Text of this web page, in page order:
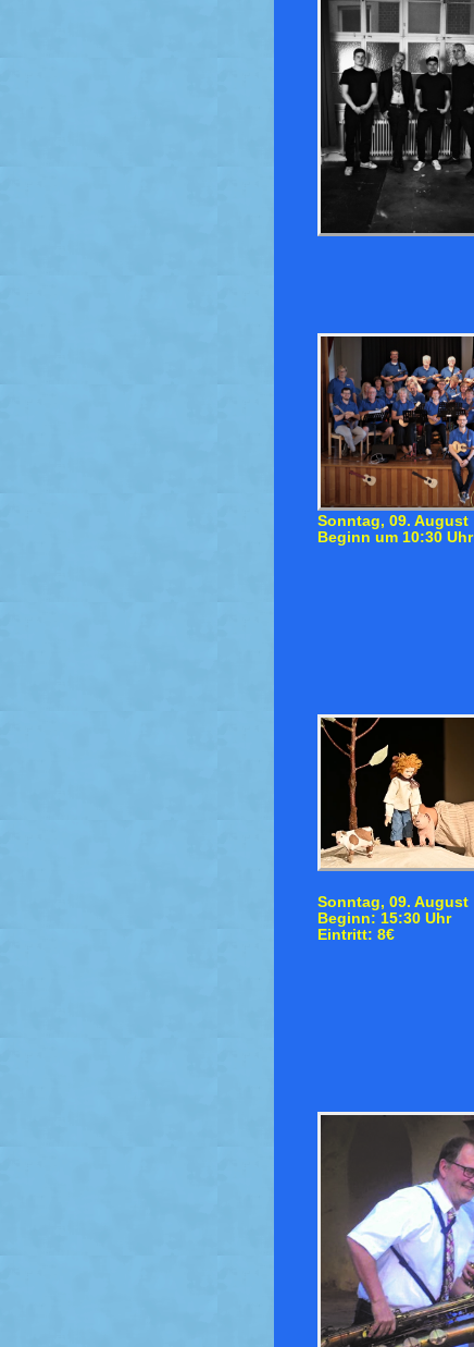
Sonntag, 09. August
Beginn um 10:30 Uhr
Sonntag, 09. August
Beginn: 15:30 Uhr
Eintritt: 8€